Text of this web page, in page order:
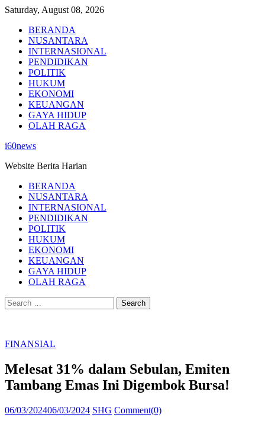
Skip
content
Saturday, August 08, 2026
BERANDA
NUSANTARA
INTERNASIONAL
PENDIDIKAN
POLITIK
HUKUM
EKONOMI
KEUANGAN
GAYA HIDUP
OLAH RAGA
i60news
Website Berita Harian
BERANDA
NUSANTARA
INTERNASIONAL
PENDIDIKAN
POLITIK
HUKUM
EKONOMI
KEUANGAN
GAYA HIDUP
OLAH RAGA
Search
for:
FINANSIAL
Melesat 31% dalam Sebulan, Emiten
Tambang Emas Ini Digembok Bursa!
Posted
06/03/202406/03/2024 Author
SHG Comment(0)